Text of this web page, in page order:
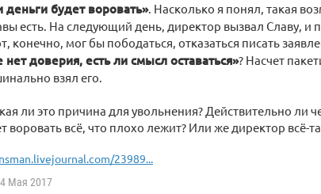
деньги будет воровать». Насколько я понял, такая
есть. На следующий день, директор вызвал Славу, и
конечно, мог бы пободаться, отказаться писать
доверия, есть ли смысл оставаться»? Насчет
взял его.
ли это причина для увольнения? Действительно ли
воровать всё, что плохо лежит? Или же директор всё-
23989...
Мая 2017